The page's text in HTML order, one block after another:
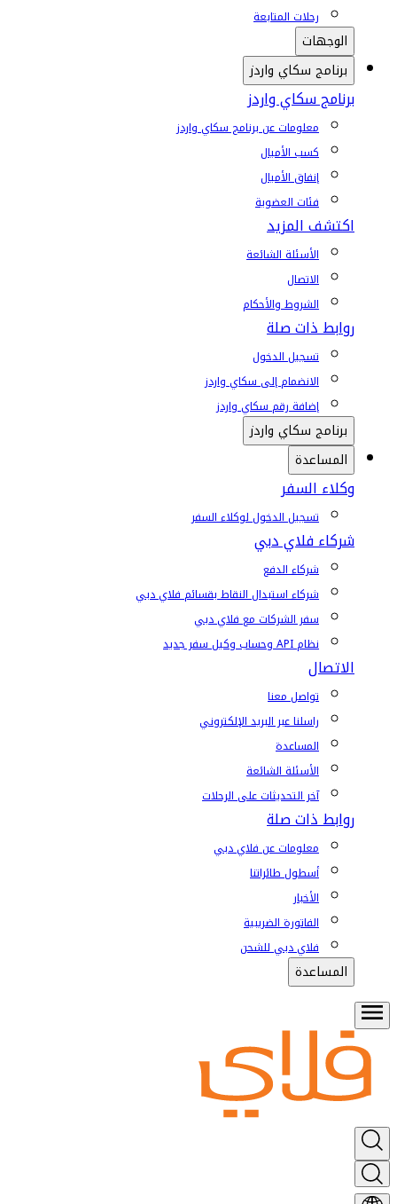
رحلات المتابعة
الوجهات
برنامج سكاي واردز
برنامج سكاي واردز
معلومات عن برنامج سكاي واردز
كسب الأميال
إنفاق الأميال
فئات العضوية
اكتشف المزيد
الأسئلة الشائعة
الاتصال
الشروط والأحكام
روابط ذات صلة
تسجيل الدخول
الانضمام إلى سكاي واردز
إضافة رقم سكاي واردز
برنامج سكاي واردز
المساعدة
وكلاء السفر
تسجيل الدخول لوكلاء السفر
شركاء فلاي دبي
شركاء الدفع
شركاء استبدال النقاط بقسائم فلاي دبي
سفر الشركات مع فلاي دبي
نظام API وحساب وكيل سفر جديد
الاتصال
تواصل معنا
راسلنا عبر البريد الإلكتروني
المساعدة
الأسئلة الشائعة
آخر التحديثات على الرحلات
روابط ذات صلة
معلومات عن فلاي دبي
أسطول طائراتنا
الأخبار
الفاتورة الضريبية
فلاي دبي للشحن
المساعدة